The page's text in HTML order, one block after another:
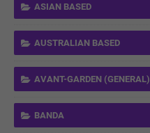
ASIAN BASED
AUSTRALIAN BASED
AVANT-GARDEN (GENERAL)
BANDA